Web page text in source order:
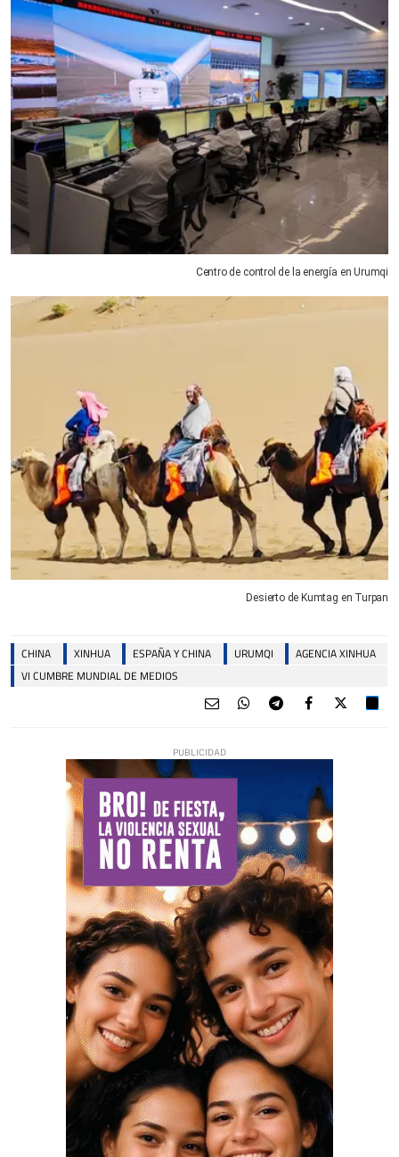
Centro de control de la energía en Urumqi
Desierto de Kumtag en Turpan
CHINA XINHUA ESPAÑA Y CHINA URUMQI
AGENCIA XINHUA
VI CUMBRE MUNDIAL DE MEDIOS